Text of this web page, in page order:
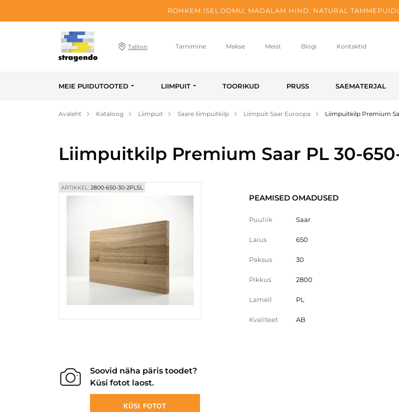
ROHKEM ISELOOMU, MADALAM HIND. NATURAL
Tallinn Tarnimine Makse Meist Blogi Kontaktid
MEIE PUIDUTOOTED LIIMPUIT TOORIKUD PRUSS SAEMATERJAL
Avaleht Kataloog Liimpuit Saare liimpuitkilp Liimpuit Saar Euroopa Liimpuitkilp Premium
Liimpuitkilp Premium Saar PL 30-
ARTIKKEL: 2800-650-30-2PLSL
PEAMISED OMADUSED
Puuliik Saar
Laius 650
Paksus 30
Pikkus 2800
Lamell PL
Kvaliteet AB
Soovid näha päris toodet?
Küsi fotot laost.
KÜSI FOTOT